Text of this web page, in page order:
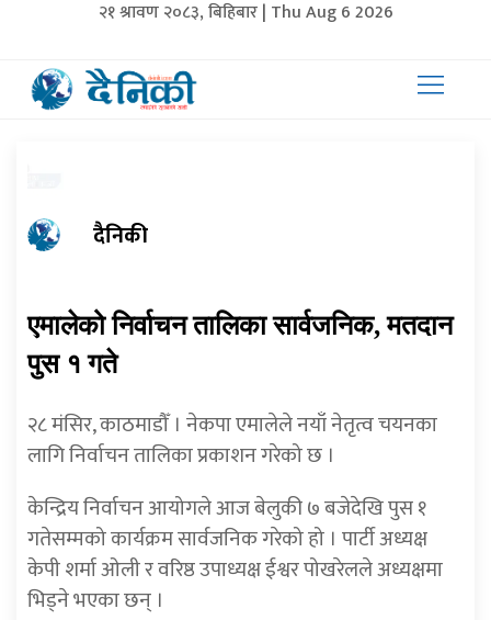
२१ श्रावण २०८३, बिहिबार | Thu Aug 6 2026
दैनिकी
एमालेको निर्वाचन तालिका सार्वजनिक, मतदान
पुस १ गते
२८ मंसिर, काठमाडौँ । नेकपा एमालेले नयाँ नेतृत्व चयनका
लागि निर्वाचन तालिका प्रकाशन गरेको छ ।
केन्द्रिय निर्वाचन आयोगले आज बेलुकी ७ बजेदेखि पुस १
गतेसम्मको कार्यक्रम सार्वजनिक गरेको हो । पार्टी अध्यक्ष
केपी शर्मा ओली र वरिष्ठ उपाध्यक्ष ईश्वर पोखरेलले अध्यक्षमा
भिड्ने भएका छन् ।